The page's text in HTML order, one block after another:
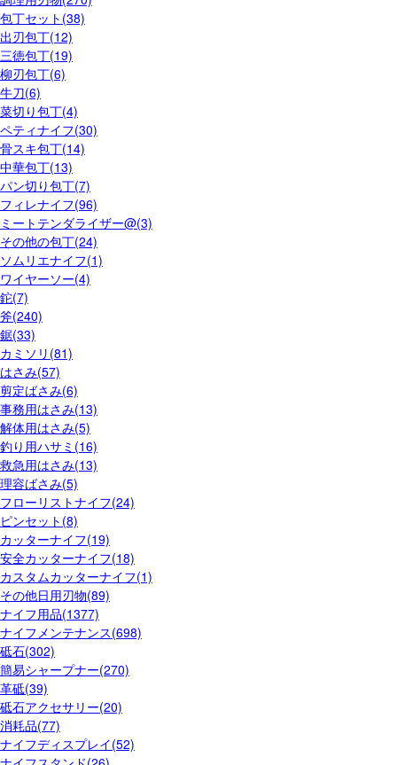
包丁セット(38)
出刃包丁(12)
三徳包丁(19)
柳刃包丁(6)
牛刀(6)
菜切り包丁(4)
ペティナイフ(30)
骨スキ包丁(14)
中華包丁(13)
パン切り包丁(7)
フィレナイフ(96)
ミートテンダライザー@(3)
その他の包丁(24)
ソムリエナイフ(1)
ワイヤーソー(4)
鉈(7)
斧(240)
鋸(33)
カミソリ(81)
はさみ(57)
剪定ばさみ(6)
事務用はさみ(13)
解体用はさみ(5)
釣り用ハサミ(16)
救急用はさみ(13)
理容ばさみ(5)
フローリストナイフ(24)
ピンセット(8)
カッターナイフ(19)
安全カッターナイフ(18)
カスタムカッターナイフ(1)
その他日用刃物(89)
ナイフ用品(1377)
ナイフメンテナンス(698)
砥石(302)
簡易シャープナー(270)
革砥(39)
砥石アクセサリー(20)
消耗品(77)
ナイフディスプレイ(52)